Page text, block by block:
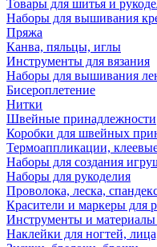
Товары для шитья и
Наборы для вышивания
Пряжа
Канва, пяльцы, иглы
Инструменты для вязания
Наборы для вышивания
Бисероплетение
Нитки
Швейные принадлежности
Коробки для швейных
Термоаппликации,
Наборы для создания
Наборы для рукоделия
Проволока, леска,
Красители и маркеры для
Инструменты и материалы
Наклейки для ногтей,